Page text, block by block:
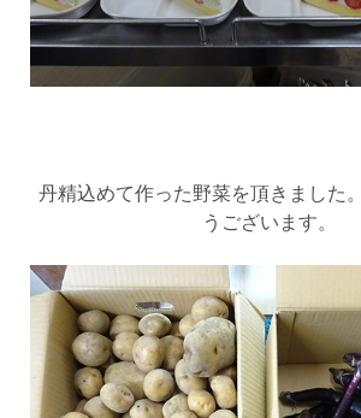
丹精込めて作った野菜を頂きました
うございます。